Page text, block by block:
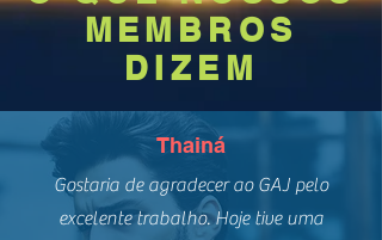
MEMBROS
DIZEM
Thainá
Gostaria de agradecer ao GAJ pelo
excelente trabalho. Hoje tive uma